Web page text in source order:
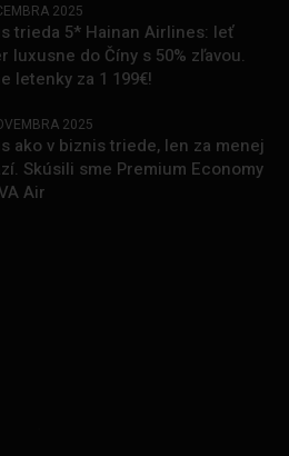
2025
trieda 5* Hainan Airlines: leť
luxusne do Číny s 50% zľavou.
letenky za 1 199€!
2025
ako v biznis triede, len za menej
Skúsili sme Premium Economy
Air